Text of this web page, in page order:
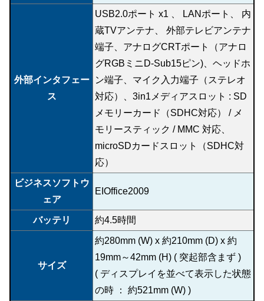
外部インタフェー
ス
USB2.0ポート x1 、 LANポート、 内
蔵TVアンテナ、 外部テレビアンテナ
端子、アナログCRTポート（アナロ
グRGBミニD-Sub15ピン)、ヘッドホ
ン端子、マイク入力端子（ステレオ
対応）、3in1メディアスロット : SD
メモリーカード（SDHC対応） / メ
モリースティック / MMC 対応、
microSDカードスロット（SDHC対
応）
ビジネスソフトウ
ェア
EIOffice2009
バッテリ 約4.5時間
サイズ
約280mm (W) x 約210mm (D) x 約
19mm～42mm (H) ( 突起部含まず )
( ディスプレイを並べて表示した状態
の時 ： 約521mm (W) )